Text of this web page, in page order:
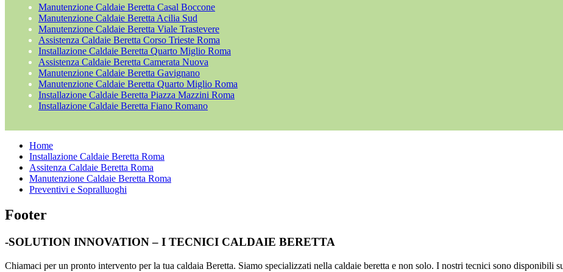
Manutenzione Caldaie Beretta Casal Boccone
Manutenzione Caldaie Beretta Acilia Sud
Manutenzione Caldaie Beretta Viale Trastevere
Assistenza Caldaie Beretta Corso Trieste Roma
Installazione Caldaie Beretta Quarto Miglio Roma
Assistenza Caldaie Beretta Camerata Nuova
Manutenzione Caldaie Beretta Gavignano
Manutenzione Caldaie Beretta Quarto Miglio Roma
Installazione Caldaie Beretta Piazza Mazzini Roma
Installazione Caldaie Beretta Fiano Romano
Home
Installazione Caldaie Beretta Roma
Assitenza Caldaie Beretta Roma
Manutenzione Caldaie Beretta Roma
Preventivi e Sopralluoghi
Footer
-SOLUTION INNOVATION – I TECNICI CALDAIE BERETTA
Chiamaci per un pronto intervento per la tua caldaia Beretta. Siamo specializzati nella caldaie beretta e non solo. I nostri tecnici sono disponibili